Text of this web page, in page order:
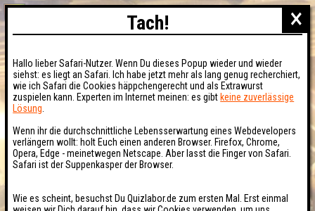
×
Tach!
Hallo lieber Safari-Nutzer. Wenn Du dieses Popup wieder und wieder
siehst: es liegt an Safari. Ich habe jetzt mehr als lang genug recherchiert,
wie ich Safari die Cookies häppchengerecht und als Extrawurst
zuspielen kann. Experten im Internet meinen: es gibt keine zuverlässige
Lösung
Wenn ihr die durchschnittliche Lebensserwartung eines Webdevelopers
verlängern wollt: holt Euch einen anderen Browser. Firefox, Chrome,
Opera, Edge - meinetwegen Netscape. Aber lasst die Finger von Safari.
Safari ist der Suppenkasper der Browser.
Wie es scheint, besuchst Du Quizlabor.de zum ersten Mal. Erst einmal